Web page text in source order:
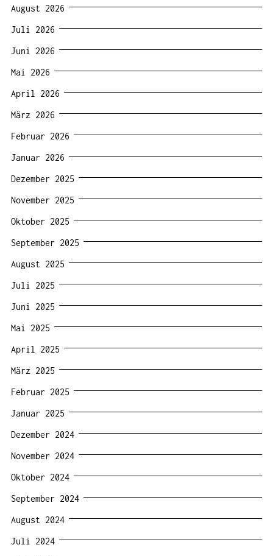
August 2026
Juli 2026
Juni 2026
Mai 2026
April 2026
März 2026
Februar 2026
Januar 2026
Dezember 2025
November 2025
Oktober 2025
September 2025
August 2025
Juli 2025
Juni 2025
Mai 2025
April 2025
März 2025
Februar 2025
Januar 2025
Dezember 2024
November 2024
Oktober 2024
September 2024
August 2024
Juli 2024